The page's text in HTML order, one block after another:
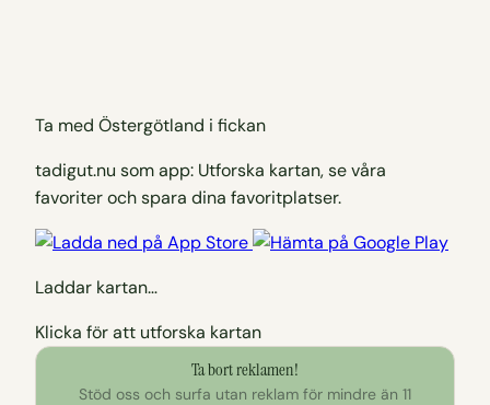
Ta med Östergötland i fickan
tadigut.nu som app: Utforska kartan, se våra
favoriter och spara dina favoritplatser.
Laddar kartan…
Klicka för att utforska kartan
Ta bort reklamen!
Stöd oss och surfa utan reklam för mindre än 11